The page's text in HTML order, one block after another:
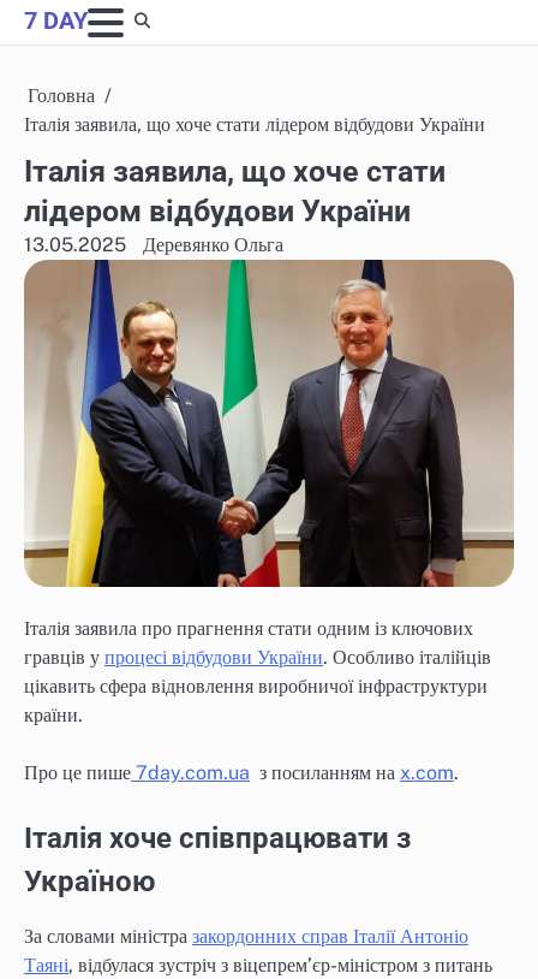
Skip
to
7 DAY
Головна
Італія заявила, що хоче стати лідером відбудови України
Італія заявила, що хоче стати
лідером відбудови України
13.05.2025 Деревянко Ольга
Італія заявила про прагнення стати одним із ключових
гравців у процесі відбудови України. Особливо італійців
цікавить сфера відновлення виробничої інфраструктури
країни.
Про це пише 7day.com.ua з посиланням на x.com.
Італія хоче співпрацювати з
Україною
За словами міністра закордонних справ Італії Антоніо
Таяні, відбулася зустріч з віцепрем’єр-міністром з питань